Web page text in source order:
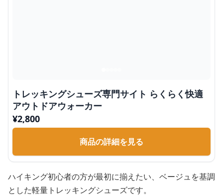
トレッキングシューズ専門サイト らくらく快適
アウトドアウォーカー
¥2,800
商品の詳細を見る
ハイキング初心者の方が最初に揃えたい、ベージュを基調
とした軽量トレッキングシューズです。